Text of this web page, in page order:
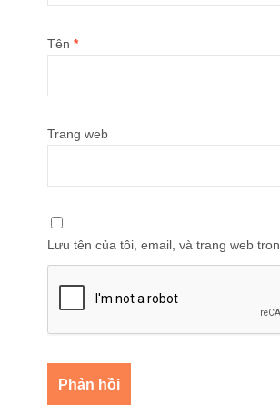
Tên *
Trang web
Lưu tên của tôi, email, và trang web